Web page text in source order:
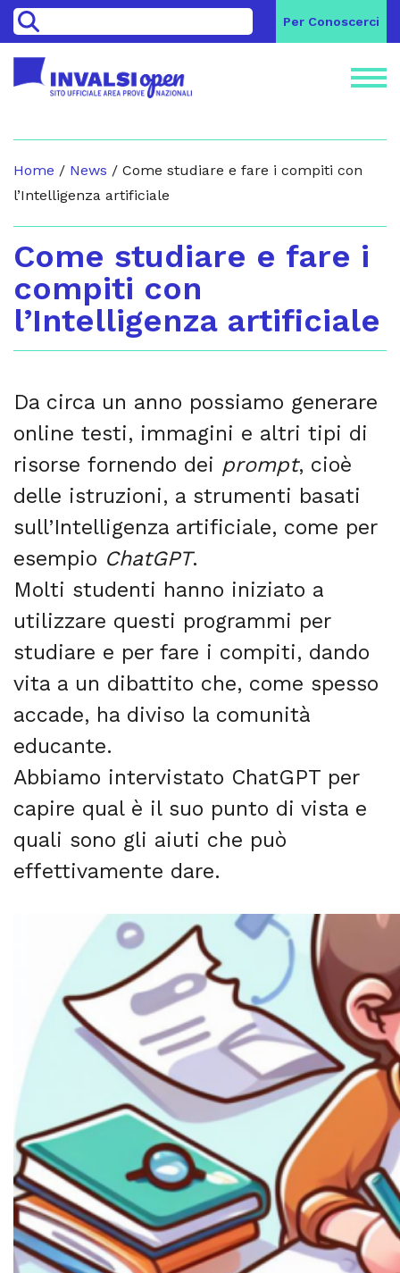
> Per Conoscerci
Home / News / Come studiare e fare i compiti con
l’Intelligenza artificiale
Come studiare e fare i
compiti con
l’Intelligenza artificiale
Da circa un anno possiamo generare
online testi, immagini e altri tipi di
risorse fornendo dei prompt, cioè
delle istruzioni, a strumenti basati
sull’Intelligenza artificiale, come per
esempio ChatGPT.
Molti studenti hanno iniziato a
utilizzare questi programmi per
studiare e per fare i compiti, dando
vita a un dibattito che, come spesso
accade, ha diviso la comunità
educante.
Abbiamo intervistato ChatGPT per
capire qual è il suo punto di vista e
quali sono gli aiuti che può
effettivamente dare.